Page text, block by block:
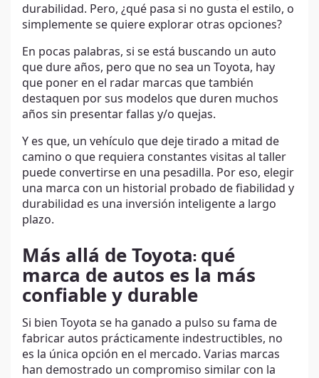
durabilidad. Pero, ¿qué pasa si no gusta el estilo, o
simplemente se quiere explorar otras opciones?
En pocas palabras, si se está buscando un auto
que dure años, pero que no sea un Toyota, hay
que poner en el radar marcas que también
destaquen por sus modelos que duren muchos
años sin presentar fallas y/o quejas.
Y es que, un vehículo que deje tirado a mitad de
camino o que requiera constantes visitas al taller
puede convertirse en una pesadilla. Por eso, elegir
una marca con un historial probado de fiabilidad y
durabilidad es una inversión inteligente a largo
plazo.
Más allá de Toyota: qué
marca de autos es la más
confiable y durable
Si bien Toyota se ha ganado a pulso su fama de
fabricar autos prácticamente indestructibles, no
es la única opción en el mercado. Varias marcas
han demostrado un compromiso similar con la